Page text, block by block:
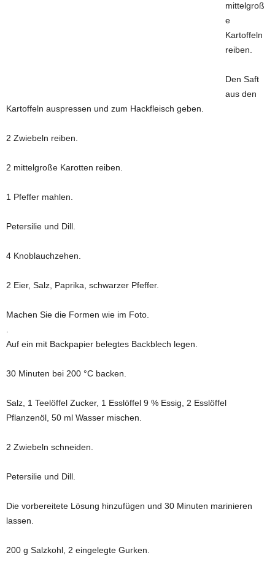
mittelgroß
e
Kartoffeln
reiben.
Den Saft
aus den
Kartoffeln auspressen und zum Hackfleisch geben.
2 Zwiebeln reiben.
2 mittelgroße Karotten reiben.
1 Pfeffer mahlen.
Petersilie und Dill.
4 Knoblauchzehen.
2 Eier, Salz, Paprika, schwarzer Pfeffer.
Machen Sie die Formen wie im Foto.
Auf ein mit Backpapier belegtes Backblech legen.
30 Minuten bei 200 °C backen.
Salz, 1 Teelöffel Zucker, 1 Esslöffel 9 % Essig, 2 Esslöffel
Pflanzenöl, 50 ml Wasser mischen.
2 Zwiebeln schneiden.
Petersilie und Dill.
Die vorbereitete Lösung hinzufügen und 30 Minuten marinieren
lassen.
200 g Salzkohl, 2 eingelegte Gurken.